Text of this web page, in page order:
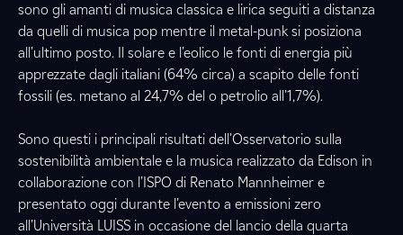
sono gli amanti di musica classica e lirica seguiti a distanza
da quelli di musica pop mentre il metal-punk si posiziona
all’ultimo posto. Il solare e l’eolico le fonti di energia più
apprezzate dagli italiani (64% circa) a scapito delle fonti
fossili (es. metano al 24,7% del o petrolio all’1,7%).
Sono questi i principali risultati dell’Osservatorio sulla
sostenibilità ambientale e la musica realizzato da Edison in
collaborazione con l’ISPO di Renato Mannheimer e
presentato oggi durante l’evento a emissioni zero
all’Università LUISS in occasione del lancio della quarta